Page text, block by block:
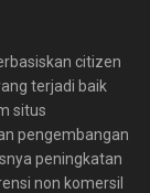
citizen
terjadi baik
situs
pengembangan
peningkatan
non komersil